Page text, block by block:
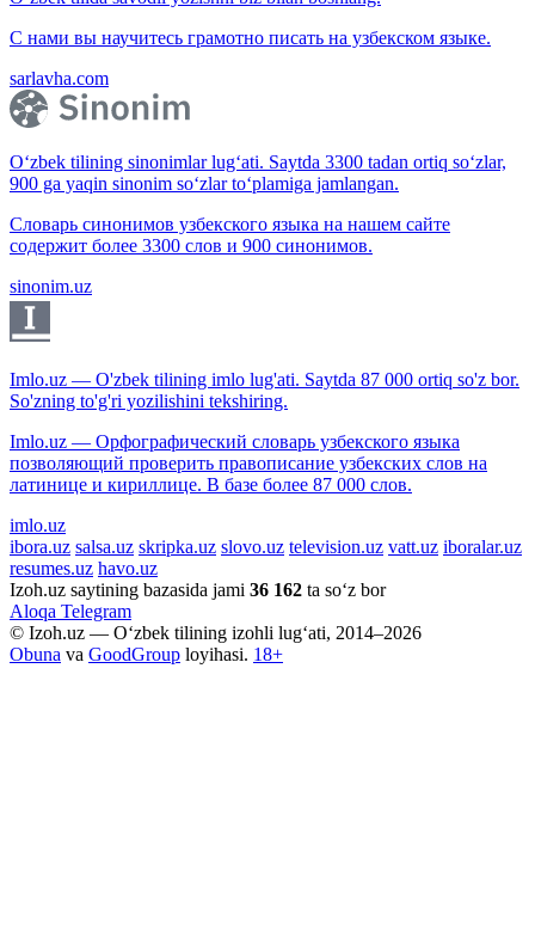
С нами вы научитесь грамотно писать на узбекском языке.
sarlavha.com
O‘zbek tilining sinonimlar lug‘ati. Saytda 3300 tadan ortiq so‘zlar,
900 ga yaqin sinonim so‘zlar to‘plamiga jamlangan.
Словарь синонимов узбекского языка на нашем сайте
содержит более 3300 слов и 900 синонимов.
sinonim.uz
Imlo.uz — O'zbek tilining imlo lug'ati. Saytda 87 000 ortiq so'z bor.
So'zning to'g'ri yozilishini tekshiring.
Imlo.uz — Орфографический словарь узбекского языка
позволяющий проверить правописание узбекских слов на
латинице и кириллице. В базе более 87 000 слов.
imlo.uz
ibora.uz salsa.uz skripka.uz slovo.uz television.uz vatt.uz iboralar.uz
resumes.uz havo.uz
Izoh.uz saytining bazasida jami 36 162 ta so‘z bor
Aloqa Telegram
© Izoh.uz — O‘zbek tilining izohli lug‘ati, 2014–2026
Obuna va GoodGroup loyihasi. 18+